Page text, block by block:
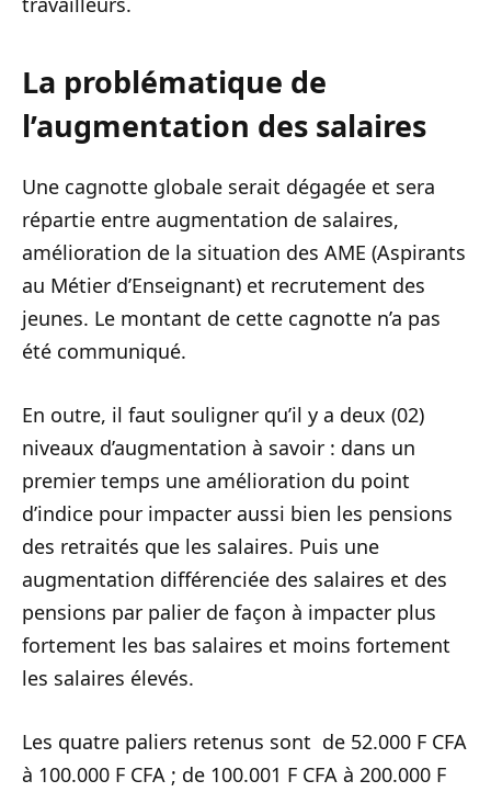
La problématique de
l’augmentation des salaires
Une cagnotte globale serait dégagée et sera
répartie entre augmentation de salaires,
amélioration de la situation des AME (Aspirants
au Métier d’Enseignant) et recrutement des
jeunes. Le montant de cette cagnotte n’a pas
été communiqué.
En outre, il faut souligner qu’il y a deux (02)
niveaux d’augmentation à savoir : dans un
premier temps une amélioration du point
d’indice pour impacter aussi bien les pensions
des retraités que les salaires. Puis une
augmentation différenciée des salaires et des
pensions par palier de façon à impacter plus
fortement les bas salaires et moins fortement
les salaires élevés.
Les quatre paliers retenus sont de 52.000 F CFA
à 100.000 F CFA ; de 100.001 F CFA à 200.000 F